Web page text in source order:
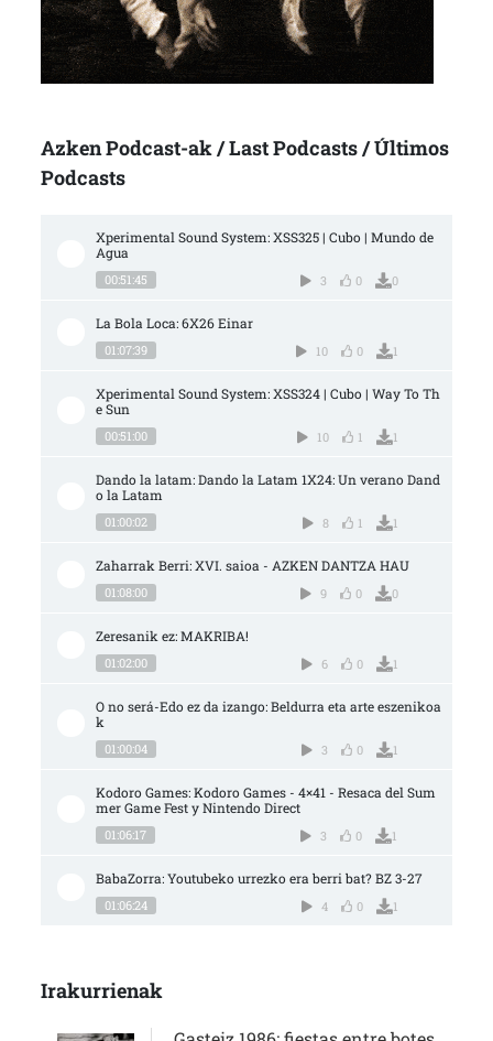
Azken Podcast-ak / Last Podcasts / Últimos
Podcasts
Xperimental Sound System: XSS325 | Cubo | Mundo de
Agua
00:51:45 3 0 0
La Bola Loca: 6X26 Einar
01:07:39 10 0 1
Xperimental Sound System: XSS324 | Cubo | Way To Th
e Sun
00:51:00 10 1 1
Dando la latam: Dando la Latam 1X24: Un verano Dand
o la Latam
01:00:02 8 1 1
Zaharrak Berri: XVI. saioa - AZKEN DANTZA HAU
01:08:00 9 0 0
Zeresanik ez: MAKRIBA!
01:02:00 6 0 1
O no será-Edo ez da izango: Beldurra eta arte eszenikoa
k
01:00:04 3 0 1
Kodoro Games: Kodoro Games - 4×41 - Resaca del Sum
mer Game Fest y Nintendo Direct
01:06:17 3 0 1
BabaZorra: Youtubeko urrezko era berri bat? BZ 3-27
01:06:24 4 0 1
Irakurrienak